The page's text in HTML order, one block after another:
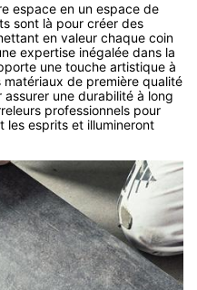
espace en un espace de
sont là pour créer des
en valeur chaque coin
expertise inégalée dans la
une touche artistique à
de première qualité
une durabilité à long
professionnels pour
les esprits et illumineront